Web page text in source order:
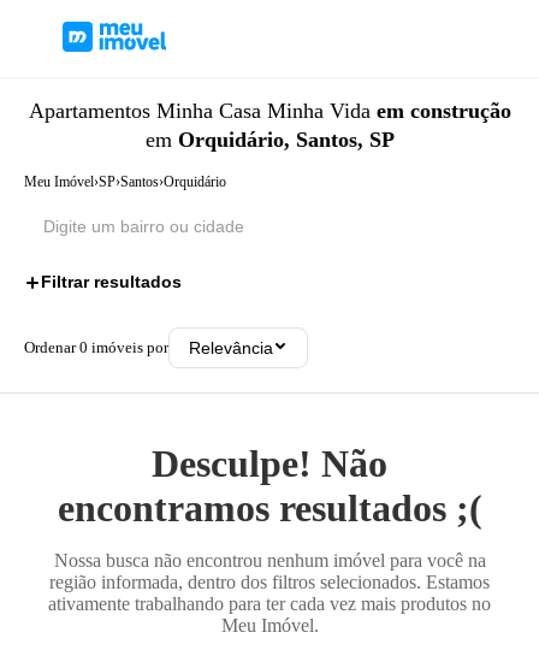
Apartamentos Minha Casa Minha Vida em construção
em Orquidário, Santos, SP
Meu Imóvel›SP›Santos›Orquidário
Filtrar resultados
Ordenar0 imóveis por Relevância
Desculpe! Não
encontramos resultados ;(
Nossa busca não encontrou nenhum imóvel para você na
região informada, dentro dos filtros selecionados. Estamos
ativamente trabalhando para ter cada vez mais produtos no
Meu Imóvel.